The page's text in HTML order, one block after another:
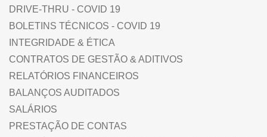
DRIVE-THRU - COVID 19
BOLETINS TÉCNICOS - COVID 19
INTEGRIDADE & ÉTICA
CONTRATOS DE GESTÃO & ADITIVOS
RELATÓRIOS FINANCEIROS
BALANÇOS AUDITADOS
SALÁRIOS
PRESTAÇÃO DE CONTAS